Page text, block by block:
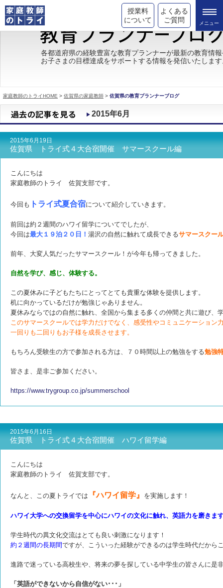
授業料
について
よくある
ご質問
トライの教育理念
成績が上がる理由
都道府県別情報
合格体験談
キャンペーン情報
各都道府県の経験豊富な教育プランナーが最新の教育情
お子さまの目標達成をサポートする情報を発信いたしま
家庭教師のトライHOME > 佐賀県の家庭教師 > 佐賀県の教育プランナーブログ
2015年6月
2015年6月19日
佐賀県 トライ式４大合宿開催 サマースクール編
こんにちは
家庭教師のトライ 佐賀支部です。
今回も トライ式夏合宿について紹介していきます。
前回は約２週間のハワイ留学についてでしたが、
今回は最大１９泊２０日！ 湯沢の自然に触れて成長できるサマースクー
前年、大変人気だったサマースクール！が今年も帰ってきました。
自然を学び、感じ、体験する。
この夏休みに子どもたちにとってとても貴重な体験を提供します。
机に向かっているだけが勉強じゃありません。
夏休みならではの自然に触れ、全国から集まる多くの仲間と共に遊び、
このサマースクールでは学力だけでなく、感受性やコミュニケーション
一回りも二回りもお子様を成長させます。
もちろん受験生の方で参加される方は、７０時間以上の勉強をする勉強
皆さま、是非ご参加ください。
https://www.trygroup.co.jp/summerschool
2015年6月16日
佐賀県 トライ式４大合宿開催 ハワイ留学編
こんにちは
家庭教師のトライ 佐賀支部です。
なんと、この夏トライでは 『ハワイ留学』 を実施します！
ハワイ大学への交換留学を中心にハワイの文化に触れ、英語力を磨きま
学生時代の異文化交流はとても良い刺激になります！
約２週間の長期間ですが、こういった経験ができるのは学生時代だから
進路で迷っている高校生や、将来の夢を探している中学生の皆さんに是
「英語ができないから自信がない･･･」